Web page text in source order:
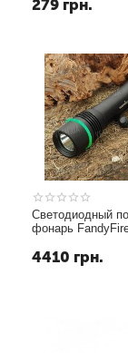
279 грн.
Светодиодный
фонарь
4410 грн.